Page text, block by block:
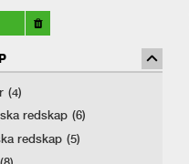
(4)
redskap (6)
redskap (5)